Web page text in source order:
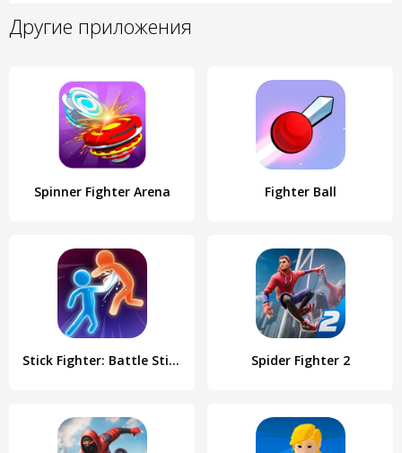
Другие приложения
Spinner Fighter Arena Fighter Ball
Stick Fighter: Battle Stickman Spider Fighter 2